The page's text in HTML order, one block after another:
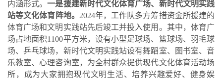
内涵形式。一是援建新时代文化体育广场、新时代文明实践
站等文化体育阵地。 2024年， 工作队多方筹措资金所援建的
体育广场和文明实践站先后竣工并投入使用。其中，体育广
场占地面积1100平方米，设有小型足球场、篮球场、羽毛球
场、乒乓球场，新时代文明实践站设有舞蹈室、图书室、音
乐教室、心理咨询室，为全村群众提供现代文化体育活动场
所，成为大家拥抱现代文明生活、培养兴趣爱好、健身娱